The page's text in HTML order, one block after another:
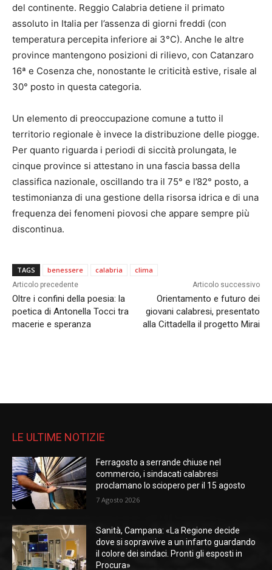
del continente. Reggio Calabria detiene il primato
assoluto in Italia per l’assenza di giorni freddi (con
temperatura percepita inferiore ai 3°C). Anche le altre
province mantengono posizioni di rilievo, con Catanzaro
16ª e Cosenza che, nonostante le criticità estive, risale al
30° posto in questa categoria.
Un elemento di preoccupazione comune a tutto il
territorio regionale è invece la distribuzione delle piogge.
Per quanto riguarda i periodi di siccità prolungata, le
cinque province si attestano in una fascia bassa della
classifica nazionale, oscillando tra il 75° e l’82° posto, a
testimonianza di una gestione della risorsa idrica e di una
frequenza dei fenomeni piovosi che appare sempre più
discontinua.
TAGS benessere calabria clima
Articolo precedente
Oltre i confini della poesia: la
poetica di Antonella Tocci tra
macerie e speranza
Articolo successivo
Orientamento e futuro dei
giovani calabresi, presentato
alla Cittadella il progetto Mirai
LE ULTIME NOTIZIE
Ferragosto a serrande chiuse nel
commercio, i sindacati calabresi
proclamano lo sciopero per il 15 agosto
7 Agosto 2026
Sanità, Campana: «La Regione decide
dove si sopravvive a un infarto guardando
il colore dei sindaci. Pronti gli esposti in
Procura»